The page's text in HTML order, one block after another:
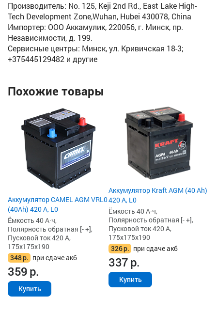
Производитель: No. 125, Keji 2nd Rd., East Lake High-
Tech Development Zone,Wuhan, Hubei 430078, China
Импортер: ООО Аккамулик, 220056, г. Минск, пр.
Независимости, д. 199.
Сервисные центры: Минск, ул. Кривичская 18-3;
+375445129482 и другие
Похожие товары
Аккумулятор CAMEL AGM VRL0
(40Ah) 420 А, L0
Ёмкость 40 А·ч,
Полярность обратная [- +],
Пусковой ток 420 А,
175x175x190
348р. при сдаче акб
359р.
Купить
Аккумулятор Kraft AGM (40 Ah)
420 А, L0
Ёмкость 40 А·ч,
Полярность обратная [- +],
Пусковой ток 420 А,
175x175x190
326р. при сдаче акб
337р.
Купить